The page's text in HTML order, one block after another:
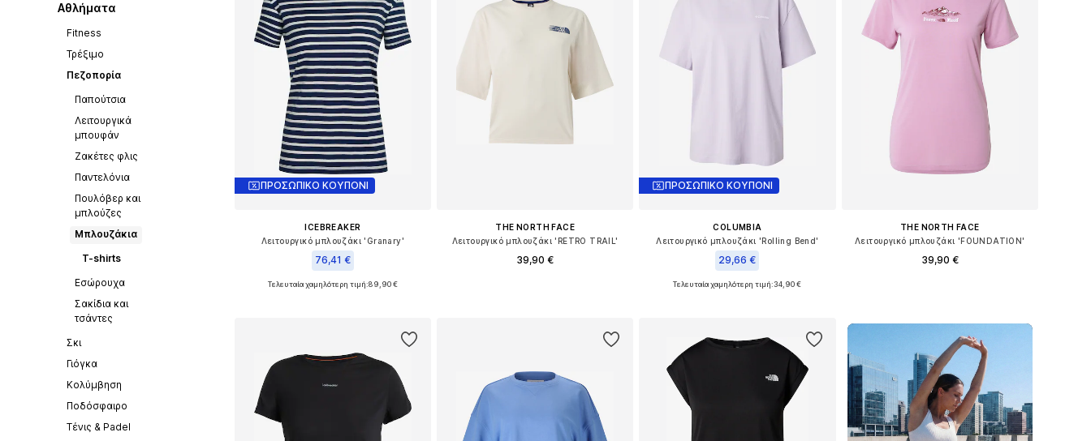
Αθλήματα
Fitness
Τρέξιμο
Πεζοπορία
Παπούτσια
Λειτουργικά
μπουφάν
Ζακέτες φλις
Παντελόνια
Πουλόβερ και
μπλούζες
Μπλουζάκια
T-shirts
Εσώρουχα
Σακίδια και
τσάντες
Σκι
Γιόγκα
Κολύμβηση
Ποδόσφαιρο
Τένις & Padel
ΠΡΟΣΩΠΙΚΟ ΚΟΥΠΟΝΙ
ICEBREAKER
Λειτουργικό μπλουζάκι 'Granary'
76,41 €
Διαθέσιμα μεγέθη: M, L, XL
Τελευταία χαμηλότερη τιμή:89,90 €
THE NORTH FACE
Λειτουργικό μπλουζάκι 'RETRO TRAIL'
39,90 €
ΠΡΟΣΩΠΙΚΟ ΚΟΥΠΟΝΙ
COLUMBIA
Λειτουργικό μπλουζάκι 'Rolling Bend'
29,66 €
Διαθέσιμα μεγέθη: XS, S, M, L
Τελευταία χαμηλότερη τιμή:34,90 €
THE NORTH FACE
Λειτουργικό μπλουζάκι 'FOUNDATION'
39,90 €